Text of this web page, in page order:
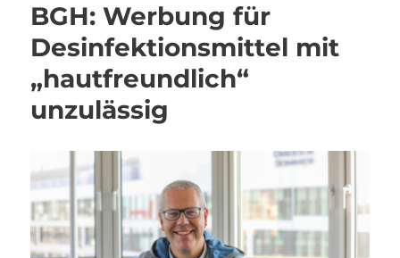
BGH: Werbung für
Desinfektionsmittel mit
„hautfreundlich“
unzulässig